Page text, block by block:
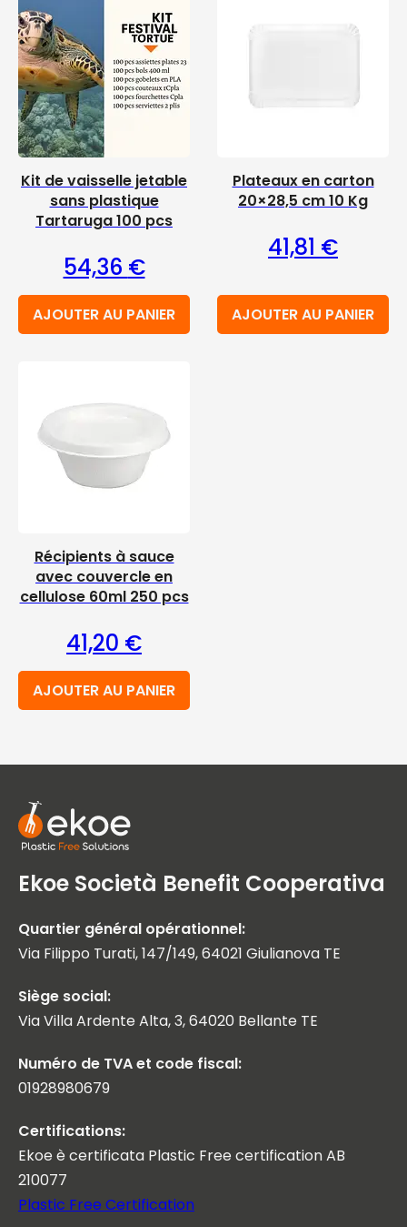
Kit de vaisselle jetable
sans plastique
Tartaruga 100 pcs
54,36 €
AJOUTER AU PANIER
Plateaux en carton
20×28,5 cm 10 Kg
41,81 €
AJOUTER AU PANIER
Récipients à sauce
avec couvercle en
cellulose 60ml 250 pcs
41,20 €
AJOUTER AU PANIER
Ekoe Società Benefit Cooperativa
Quartier général opérationnel:
Via Filippo Turati, 147/149, 64021 Giulianova TE
Siège social:
Via Villa Ardente Alta, 3, 64020 Bellante TE
Numéro de TVA et code fiscal:
01928980679
Certifications:
Ekoe è certificata Plastic Free certification AB
210077
Plastic Free Certification